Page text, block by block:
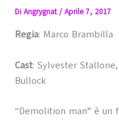
Di Angrygnat/ Aprile 7, 2017
Regia: Marco Brambilla
Cast: Sylvester
Bullock
“Demolition man” è un